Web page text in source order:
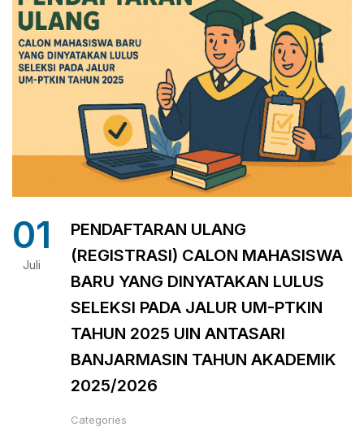
01
Juli
PENDAFTARAN ULANG
(REGISTRASI) CALON MAHASISWA
BARU YANG DINYATAKAN LULUS
SELEKSI PADA JALUR UM-PTKIN
TAHUN 2025 UIN ANTASARI
BANJARMASIN TAHUN AKADEMIK
2025/2026
Categories